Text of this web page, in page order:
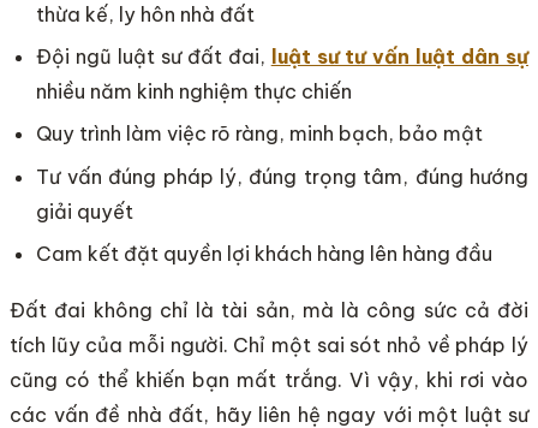
thừa kế, ly hôn nhà đất
Đội ngũ luật sư đất đai, luật sư tư vấn luật dân sự
nhiều năm kinh nghiệm thực chiến
Quy trình làm việc rõ ràng, minh bạch, bảo mật
Tư vấn đúng pháp lý, đúng trọng tâm, đúng hướng
giải quyết
Cam kết đặt quyền lợi khách hàng lên hàng đầu
Đất đai không chỉ là tài sản, mà là công sức cả đời
tích lũy của mỗi người. Chỉ một sai sót nhỏ về pháp lý
cũng có thể khiến bạn mất trắng. Vì vậy, khi rơi vào
các vấn đề nhà đất, hãy liên hệ ngay với một luật sư